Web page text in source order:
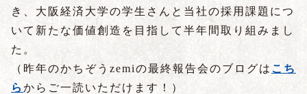
き、大阪経済大学の学生さんと当社の採用課題につ
いて新たな価値創造を目指して半年間取り組みまし
た。
（昨年のかちぞうzemiの最終報告会のブログは こち
らからご一読いただけます！）